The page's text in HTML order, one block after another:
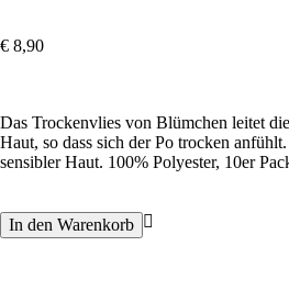
€ 8,90
Das Trockenvlies von Blümchen leitet
Haut, so dass sich der Po trocken
sensibler Haut. 100% Polyester, 10er
In den Warenkorb